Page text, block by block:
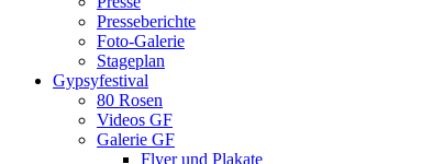
Presseberichte
Foto-Galerie
Stageplan
Gypsyfestival
80 Rosen
Videos GF
Galerie GF
Flyer und Plakate